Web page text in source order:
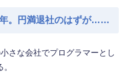
。円満退社のはずが……
さな会社でプログラマーとし